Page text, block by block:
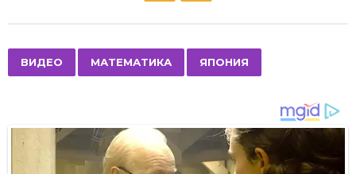
a
i
a
ВИДЕО МАТЕМАТИКА ЯПОНИЯ